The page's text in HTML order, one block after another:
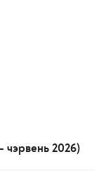
чэрвень 2026)